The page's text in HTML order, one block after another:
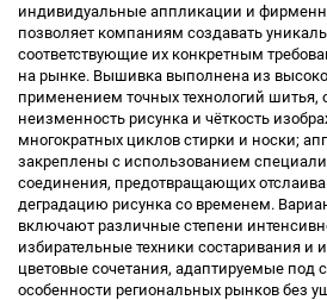
индивидуальные аппликации и
позволяет компаниям создавать
соответствующие их конкретным
на рынке. Вышивка выполнена из
применением точных технологий
неизменность рисунка и чёткость
многократных циклов стирки и носки;
закреплены с использованием
соединения, предотвращающих
деградацию рисунка со временем.
включают различные степени
избирательные техники состаривания и
цветовые сочетания, адаптируемые под
особенности региональных рынков без